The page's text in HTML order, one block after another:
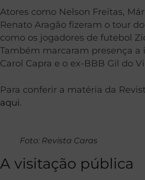
Atores como Nelson Freitas,
Renato Aragão fizeram o tour
como os jogadores de futebol
Também marcaram presença a
Carol Capra e o ex-BBB Gil do
Para conferir a matéria da
aqui.
Foto: Revista Caras
A visitação pública